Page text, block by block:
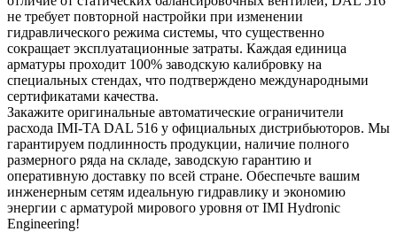
не требует повторной настройки при изменении
гидравлического режима системы, что существенно
сокращает эксплуатационные затраты. Каждая единица
арматуры проходит 100% заводскую калибровку на
специальных стендах, что подтверждено международными
сертификатами качества.
Закажите оригинальные автоматические ограничители
расхода IMI-TA DAL 516 у официальных дистрибьюторов. Мы
гарантируем подлинность продукции, наличие полного
размерного ряда на складе, заводскую гарантию и
оперативную доставку по всей стране. Обеспечьте вашим
инженерным сетям идеальную гидравлику и экономию
энергии с арматурой мирового уровня от IMI Hydronic
Engineering!